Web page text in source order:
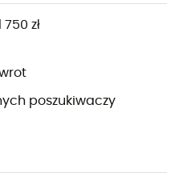
zł
poszukiwaczy
Z pewnością docenisz
pasa oraz
Bardzo praktyczne do
drobnych
elastycznego pasa